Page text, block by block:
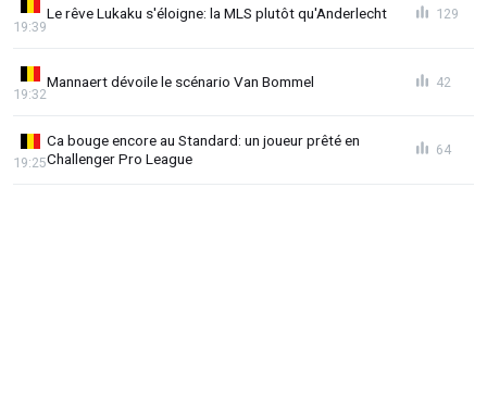
Le rêve Lukaku s'éloigne: la MLS plutôt qu'Anderlecht
19:39
129
Mannaert dévoile le scénario Van Bommel
19:32
42
Ca bouge encore au Standard: un joueur prêté en
Challenger Pro League
19:25
64